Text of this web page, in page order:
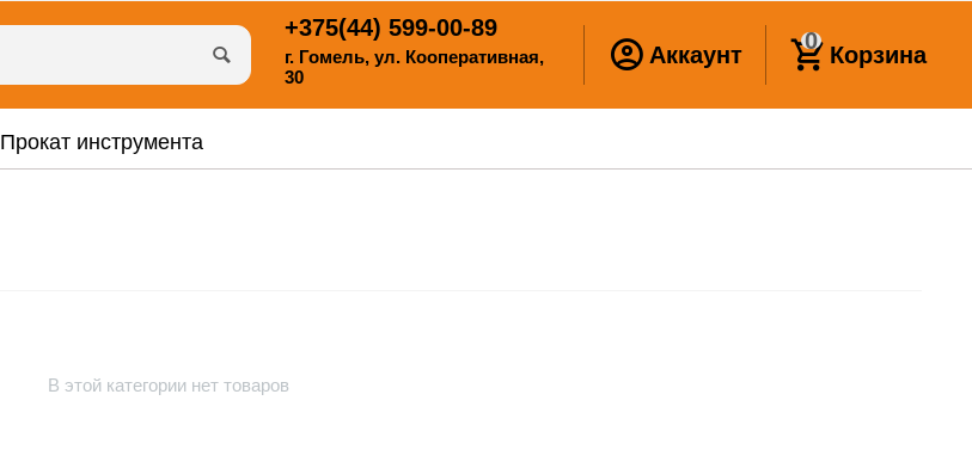
+375(44) 599-00-89
г. Гомель, ул. Кооперативная,
30
Аккаунт
0
Корзина
Прокат инструмента
В этой категории нет товаров